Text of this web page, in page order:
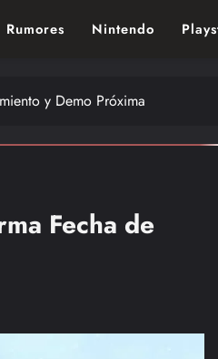
Rumores Nintendo
y Demo Próxima
Fecha de